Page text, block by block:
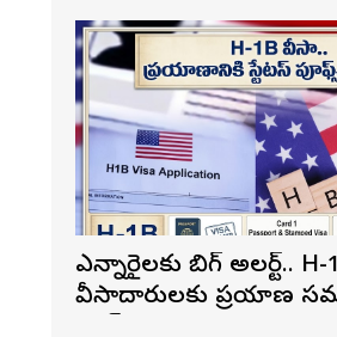
ఎన్నారైలకు బిగ్ అలర్ట్.. H-
వీసాదారులకు ప్రయాణ